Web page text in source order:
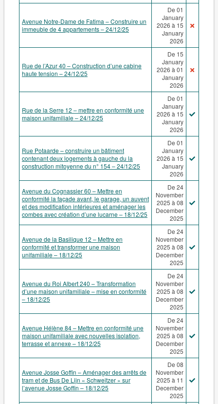
Avenue Notre-Dame de Fatima – Construire un
immeuble de 4 appartements – 24/12/25
De 01
January
2026 à 15
January
2026
Rue de l’Azur 40 – Construction d’une cabine
haute tension – 24/12/25
De 15
January
2026 à 01
January
2026
Rue de la Serre 12 – mettre en conformité une
maison unifamiliale – 24/12/25
De 01
January
2026 à 15
January
2026
Rue Potaarde – construire un bâtiment
contenant deux logements à gauche du la
construction mitoyenne du n° 154 – 24/12/25
De 01
January
2026 à 15
January
2026
Avenue du Cognassier 60 – Mettre en
conformité la façade avant, le garage, un auvent
et des modification intérieures et aménager les
combes avec création d’une lucarne – 18/12/25
De 24
November
2025 à 08
December
2025
Avenue de la Basilique 12 – Mettre en
conformité et transformer une maison
unifamiliale – 18/12/25
De 24
November
2025 à 08
December
2025
Avenue du Roi Albert 240 – Transformation
d’une maison unifamiliale – mise en conformité
– 18/12/25
De 24
November
2025 à 08
December
2025
Avenue Hélène 84 – Mettre en conformité une
maison unifamiliale avec nouvelles isolation,
terrasse et annexe – 18/12/25
De 24
November
2025 à 08
December
2025
Avenue Josse Goffin – Aménager des arrêts de
tram et de Bus De Lijn « Schweitzer » sur
l’avenue Josse Goffin – 18/12/25
De 08
November
2025 à 11
December
2025